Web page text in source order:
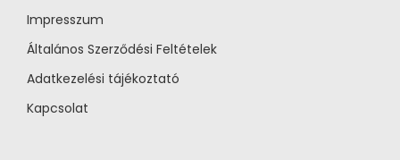
Impresszum
Általános Szerződési Feltételek
Adatkezelési tájékoztató
Kapcsolat